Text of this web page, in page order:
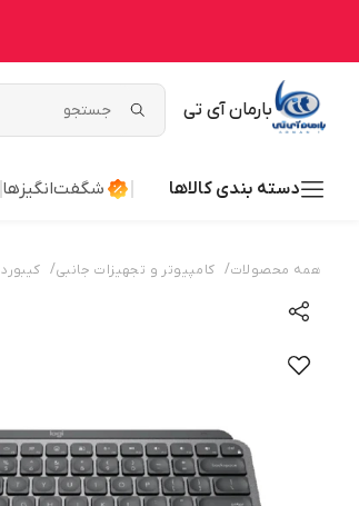
بارمان آی تی
دسته بندی کالاها شگفت‌انگیزها
همه محصولات/ کامپیوتر و تجهیزات جانبی/ کیبورد